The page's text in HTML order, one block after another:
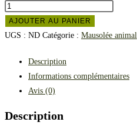
AJOUTER AU PANIER
UGS : ND Catégorie : Mausolée animal
Description
Informations complémentaires
Avis (0)
Description